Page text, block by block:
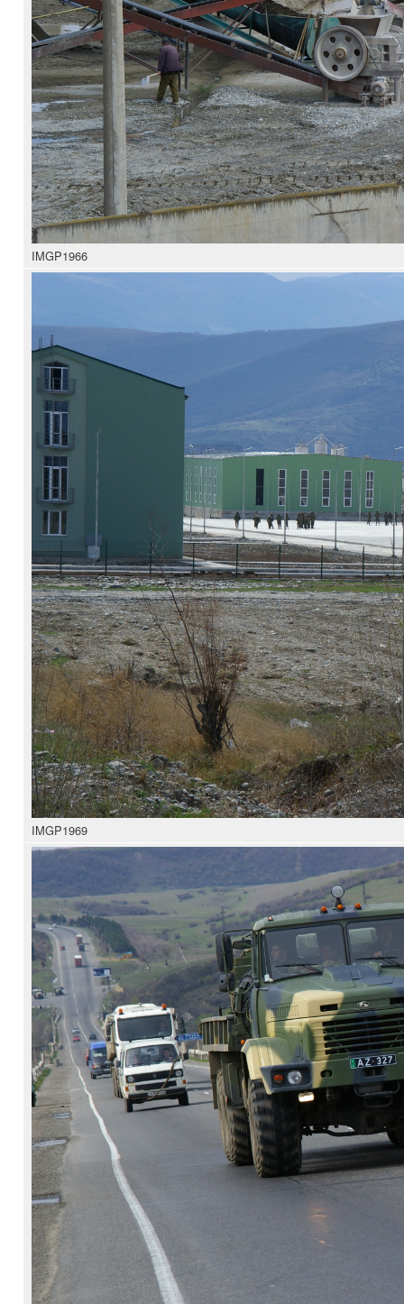
IMGP1966
IMGP1969